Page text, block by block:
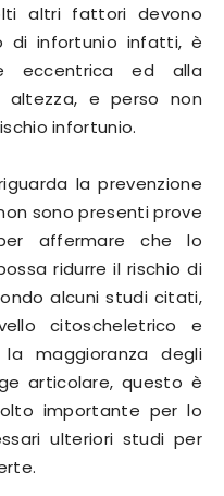
altri fattori devono
di infortunio infatti, è
eccentrica ed alla
altezza, e perso non
infortunio.
la prevenzione
sono presenti prove
affermare che lo
ridurre il rischio di
alcuni studi citati,
citoscheletrico e
maggioranza degli
articolare, questo è
importante per lo
ulteriori studi per